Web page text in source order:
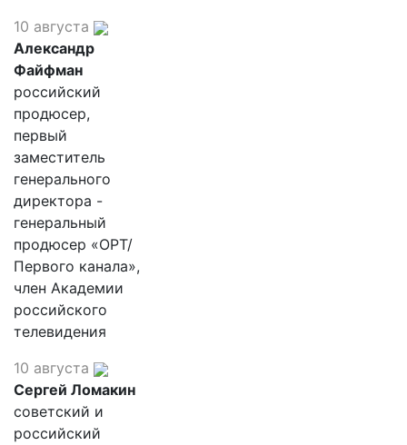
10 августа
Александр
Файфман
российский
продюсер,
первый
заместитель
генерального
директора -
генеральный
продюсер «ОРТ/
Первого канала»,
член Академии
российского
телевидения
10 августа
Сергей Ломакин
советский и
российский